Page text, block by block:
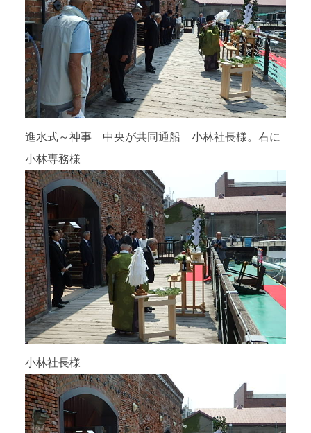
進水式～神事 中央が共同通船 小林社長様。右に
小林専務様
小林社長様